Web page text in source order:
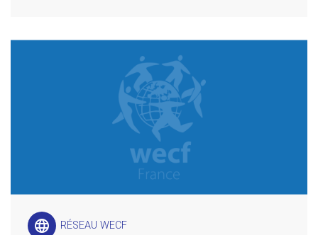
language RÉSEAU WECF